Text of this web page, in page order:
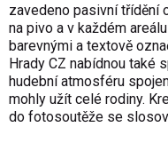
zavedeno pasivní třídění
na pivo a v každém
barevnými a textově
Hrady CZ nabídnou také
hudební atmosféru
mohly užít celé rodiny.
do fotosoutěže se